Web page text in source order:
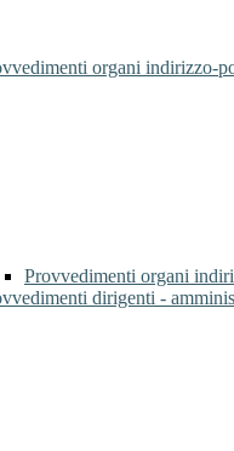
organi indirizzo-
Provvedimenti organi
dirigenti -